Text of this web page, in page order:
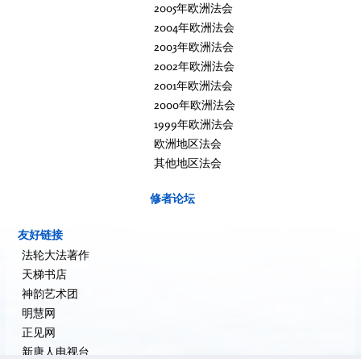
2005年欧洲法会
2004年欧洲法会
2003年欧洲法会
2002年欧洲法会
2001年欧洲法会
2000年欧洲法会
1999年欧洲法会
欧洲地区法会
其他地区法会
修者论坛
友好链接
法轮大法著作
天梯书店
神韵艺术团
明慧网
正见网
新唐人电视台